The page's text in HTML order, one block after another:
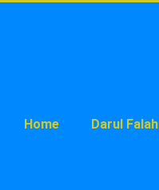
Home Darul Falah